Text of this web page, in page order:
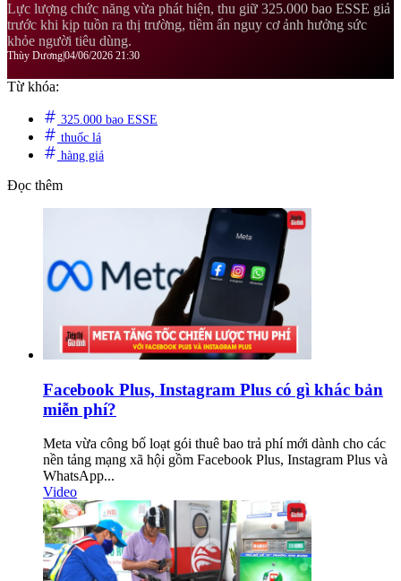
Lực lượng chức năng vừa phát hiện, thu giữ 325.000 bao ESSE giả
trước khi kịp tuồn ra thị trường, tiềm ẩn nguy cơ ảnh hưởng sức
khỏe người tiêu dùng.
Thùy Dương04/06/2026 21:30
Từ khóa:
325.000 bao ESSE
thuốc lá
hàng giá
Đọc thêm
Facebook Plus, Instagram Plus có gì khác bản
miễn phí?
Meta vừa công bố loạt gói thuê bao trả phí mới dành cho các
nền tảng mạng xã hội gồm Facebook Plus, Instagram Plus và
WhatsApp...
Video